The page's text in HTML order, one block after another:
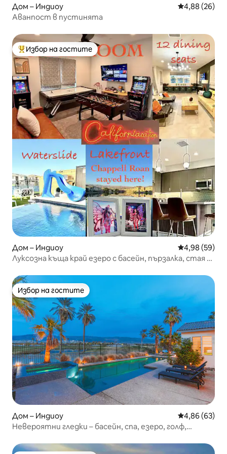
Дом – Индиоу Средна
4,88 (26)
Аванпост в пустинята
Най-популярен избор на гостите
Избор на гостите
Дом – Индиоу Средна
4,98 (59)
Луксозна къща край езеро с басейн, пързалка, стая за
Избор на гостите
Избор на гостите
Дом – Индиоу Средна
4,86 (63)
Невероятни гледки – басейн, спа, езеро, голф,